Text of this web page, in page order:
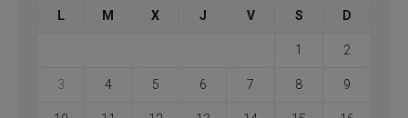
L M X J V S D
1 2
3 4 5 6 7 8 9